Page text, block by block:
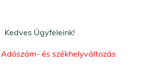
Kedves Ügyfeleink!
és székhelyváltozás